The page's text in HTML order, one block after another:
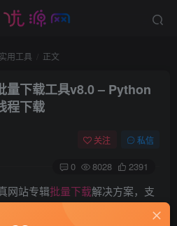
实用工具 正文
量下载工具v8.0 – Python
程下载
关注 私信
0 8028 2391
网站专辑批量下载解决方案，支
缩略图预览及多线程下载。适用